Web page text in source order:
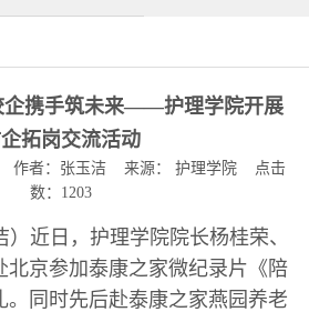
企携手筑未来——护理学院开展
拓岗交流活动
作者：张玉洁 来源： 护理学院 点击
数： 1203
）近日，护理学院院长杨桂荣、
北京参加泰康之家微纪录片《陪
。同时先后赴泰康之家燕园养老